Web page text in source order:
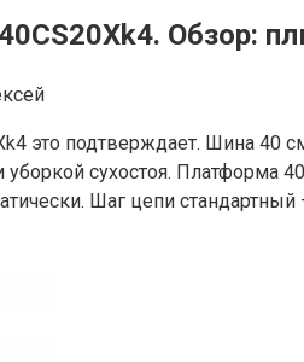
Обзор:
это подтверждает. Шина
сухостоя. Платформа
Шаг цепи